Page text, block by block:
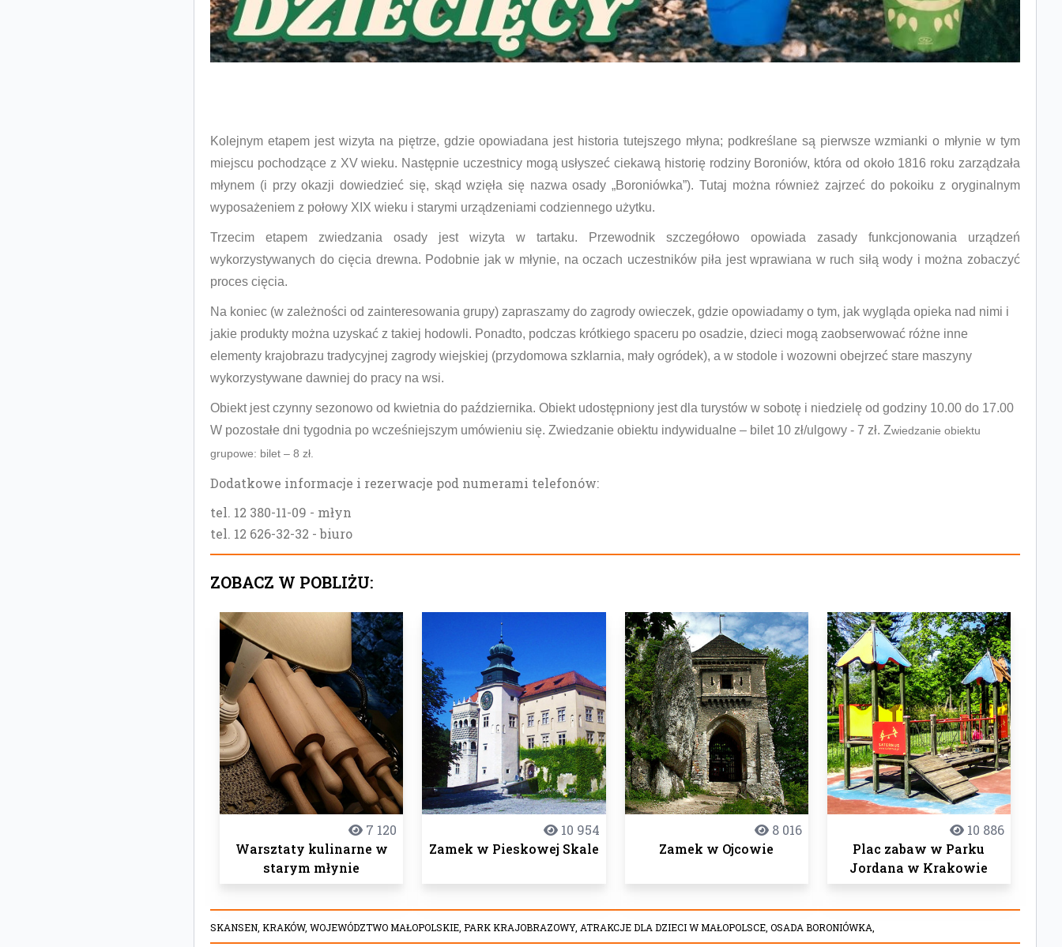
Kolejnym etapem jest wizyta na piętrze, gdzie opowiadana jest historia tutejszego młyna; podkreślane są pierwsze wzmianki o młynie w tym
miejscu pochodzące z XV wieku. Następnie uczestnicy mogą usłyszeć ciekawą historię rodziny Boroniów, która od około 1816 roku zarządzała
młynem (i przy okazji dowiedzieć się, skąd wzięła się nazwa osady „Boroniówka”). Tutaj można również zajrzeć do pokoiku z oryginalnym
wyposażeniem z połowy XIX wieku i starymi urządzeniami codziennego użytku.
Trzecim etapem zwiedzania osady jest wizyta w tartaku. Przewodnik szczegółowo opowiada zasady funkcjonowania urządzeń
wykorzystywanych do cięcia drewna. Podobnie jak w młynie, na oczach uczestników piła jest wprawiana w ruch siłą wody i można zobaczyć
proces cięcia.
Na koniec (w zależności od zainteresowania grupy) zapraszamy do zagrody owieczek, gdzie opowiadamy o tym, jak wygląda opieka nad nimi i
jakie produkty można uzyskać z takiej hodowli. Ponadto, podczas krótkiego spaceru po osadzie, dzieci mogą zaobserwować różne inne
elementy krajobrazu tradycyjnej zagrody wiejskiej (przydomowa szklarnia, mały ogródek), a w stodole i wozowni obejrzeć stare maszyny
wykorzystywane dawniej do pracy na wsi.
Obiekt jest czynny sezonowo od kwietnia do października. Obiekt udostępniony jest dla turystów w sobotę i niedzielę od godziny 10.00 do 17.00
W pozostałe dni tygodnia po wcześniejszym umówieniu się. Zwiedzanie obiektu indywidualne – bilet 10 zł/ulgowy - 7 zł. Zwiedzanie obiektu
grupowe: bilet – 8 zł.
Dodatkowe informacje i rezerwacje pod numerami telefonów:
tel. 12 380-11-09 - młyn
tel. 12 626-32-32 - biuro
ZOBACZ W POBLIŻU:
7 120
Warsztaty kulinarne w
starym młynie
10 954
Zamek w Pieskowej Skale
8 016
Zamek w Ojcowie
10 886
Plac zabaw w Parku
Jordana w Krakowie
SKANSEN,KRAKÓW,WOJEWÓDZTWO MAŁOPOLSKIE,PARK KRAJOBRAZOWY, ATRAKCJE DLA DZIECI W MAŁOPOLSCE,OSADA BORONIÓWKA,